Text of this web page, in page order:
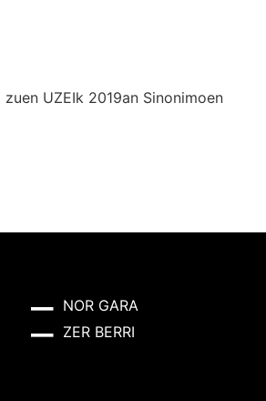
UZEIk 2019an Sinonimoen
NOR GARA
ZER BERRI